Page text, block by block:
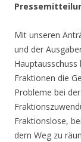
Mit unseren
und der
Fraktionen die
Probleme bei
Fraktionslose,
dem Weg zu